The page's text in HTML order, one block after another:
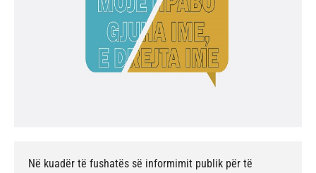
Në kuadër të fushatës së informimit publik për të